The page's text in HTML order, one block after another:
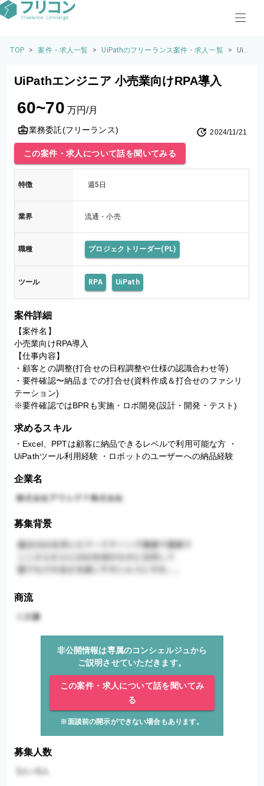
TOP > 案件・求人一覧 > UiPathのフリーランス案件・求人一覧 >
UiPa
導入
UiPathエンジニア 小売業向けRPA導入
60~70 万円/月
業務委託(フリーランス) 2024/11/21
この案件・求人について話を聞いてみる
特徴 週5日
業界 流通・小売
職種 プロジェクトリーダー(PL)
ツール RPA UiPath
案件詳細
【案件名】
小売業向けRPA導入
【仕事内容】
・顧客との調整(打合せの日程調整や仕様の認識合わせ等)
・要件確認〜納品までの打合せ(資料作成＆打合せのファシリ
テーション)
※要件確認ではBPRも実施・ロボ開発(設計・開発・テスト)
求めるスキル
・Excel、PPTは顧客に納品できるレベルで利用可能な方 ・
UiPathツール利用経験 ・ロボットのユーザーへの納品経験
企業名
募集背景
商流
非公開情報は専属のコンシェルジュから
ご説明させていただきます。
この案件・求人について話を聞いてみ
る
※面談前の開示ができない場合もあります。
募集人数